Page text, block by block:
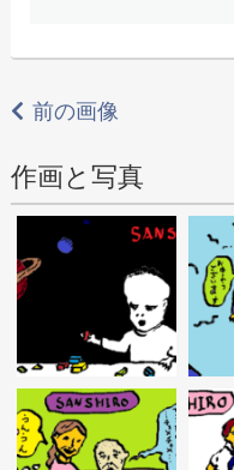
前の画像
作画と写真